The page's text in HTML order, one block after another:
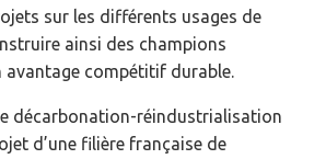
sur les différents usages de
ainsi des champions
avantage compétitif durable.
décarbonation-réindustrialisation
d’une filière française de